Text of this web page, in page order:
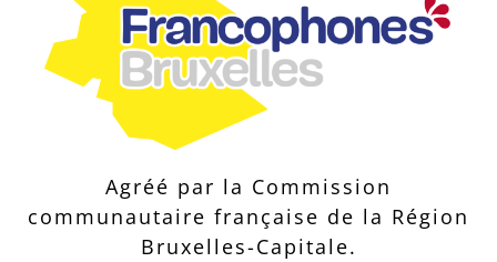
Agréé par la Commission
communautaire française de la Région
Bruxelles-Capitale.